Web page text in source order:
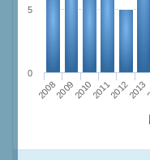
200820092010201120122013
0
5